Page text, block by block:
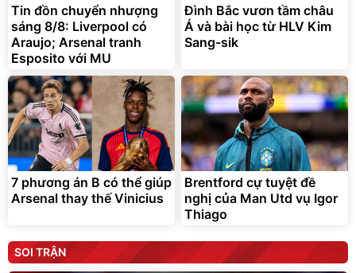
Tin đồn chuyển nhượng
sáng 8/8: Liverpool có
Araujo; Arsenal tranh
Esposito với MU
Đình Bắc vươn tầm châu
Á và bài học từ HLV Kim
Sang-sik
7 phương án B có thể giúp
Arsenal thay thế Vinicius
Brentford cự tuyệt đề
nghị của Man Utd vụ Igor
Thiago
SOI TRẬN